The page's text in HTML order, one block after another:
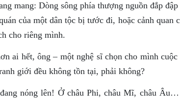
mang: Dòng sông phía thượng nguồn đắp
của một dân tộc bị tước đi, hoặc cảnh
cho riêng mình.
ai hết, ông – một nghệ sĩ chọn cho mình
giới đều không tồn tại, phải không?
nóng lên! Ở châu Phi, châu Mĩ, châu